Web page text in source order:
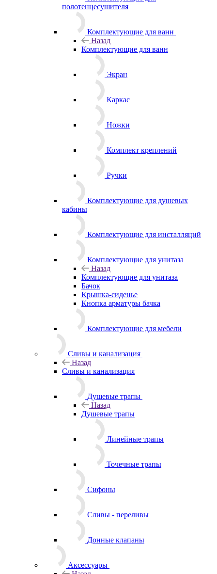
полотенцесушителя
Комплектующие для ванн
Назад
Комплектующие для ванн
Экран
Каркас
Ножки
Комплект креплений
Ручки
Комплектующие для душевых
кабины
Комплектующие для инсталляций
Комплектующие для унитаза
Назад
Комплектующие для унитаза
Бачок
Крышка-сиденье
Кнопка арматуры бачка
Комплектующие для мебели
Сливы и канализация
Назад
Сливы и канализация
Душевые трапы
Назад
Душевые трапы
Линейные трапы
Точечные трапы
Сифоны
Сливы - переливы
Донные клапаны
Аксессуары